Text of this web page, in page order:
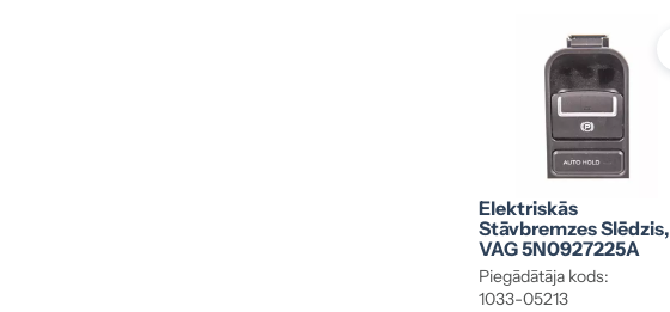
Elektriskās
Stāvbremzes Slēdzis,
VAG 5N0927225A
Piegādātāja kods:
1033-05213